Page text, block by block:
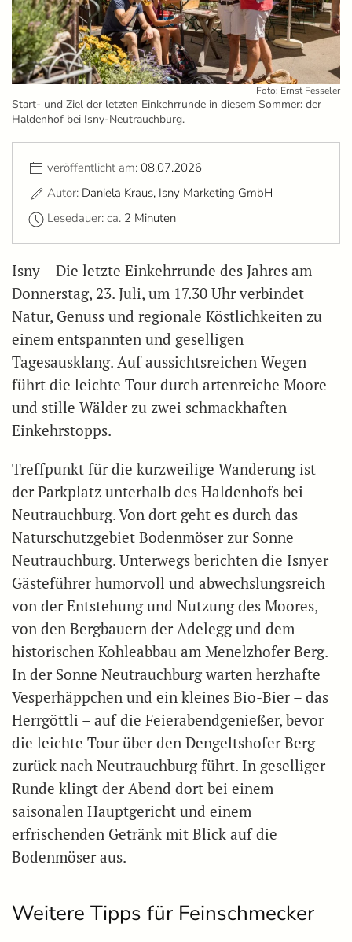
Foto: Ernst Fesseler
Start- und Ziel der letzten Einkehrrunde in diesem Sommer: der
Haldenhof bei Isny-Neutrauchburg.
veröffentlicht am: 08.07.2026
Autor: Daniela Kraus, Isny Marketing GmbH
Lesedauer: ca. 2 Minuten
Isny – Die letzte Einkehrrunde des Jahres am
Donnerstag, 23. Juli, um 17.30 Uhr verbindet
Natur, Genuss und regionale Köstlichkeiten zu
einem entspannten und geselligen
Tagesausklang. Auf aussichtsreichen Wegen
führt die leichte Tour durch artenreiche Moore
und stille Wälder zu zwei schmackhaften
Einkehrstopps.
Treffpunkt für die kurzweilige Wanderung ist
der Parkplatz unterhalb des Haldenhofs bei
Neutrauchburg. Von dort geht es durch das
Naturschutzgebiet Bodenmöser zur Sonne
Neutrauchburg. Unterwegs berichten die Isnyer
Gästeführer humorvoll und abwechslungsreich
von der Entstehung und Nutzung des Moores,
von den Bergbauern der Adelegg und dem
historischen Kohleabbau am Menelzhofer Berg.
In der Sonne Neutrauchburg warten herzhafte
Vesperhäppchen und ein kleines Bio-Bier – das
Herrgöttli – auf die Feierabendgenießer, bevor
die leichte Tour über den Dengeltshofer Berg
zurück nach Neutrauchburg führt. In geselliger
Runde klingt der Abend dort bei einem
saisonalen Hauptgericht und einem
erfrischenden Getränk mit Blick auf die
Bodenmöser aus.
Weitere Tipps für Feinschmecker